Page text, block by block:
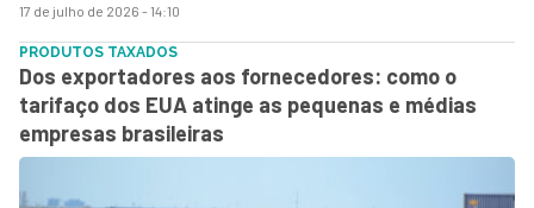
17 de julho de 2026 - 14:10
PRODUTOS TAXADOS
Dos exportadores aos fornecedores: como o
tarifaço dos EUA atinge as pequenas e médias
empresas brasileiras